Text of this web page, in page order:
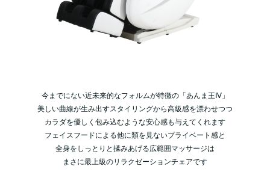
今までにない近未来的なフォルムが特徴の「あんま王Ⅳ」
美しい曲線が生み出すスタイリングから高級感を漂わせつつ
カラダを優しく包み込むような安心感も与えてくれます
フェイスフードによる他に類を見ないプライベート感と
全身をしっとりと揉みあげる広範囲マッサージは
まさに最上級のリラクゼーションチェアです